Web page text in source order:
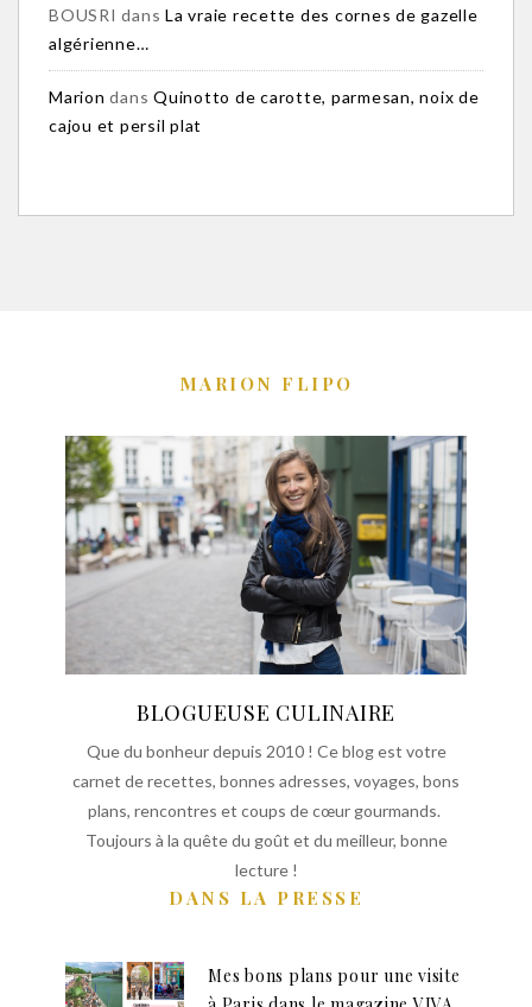
BOUSRI dans La vraie recette des cornes de gazelle
algérienne…
Marion dans Quinotto de carotte, parmesan, noix de
cajou et persil plat
MARION FLIPO
BLOGUEUSE CULINAIRE
Que du bonheur depuis 2010 ! Ce blog est votre
carnet de recettes, bonnes adresses, voyages, bons
plans, rencontres et coups de cœur gourmands.
Toujours à la quête du goût et du meilleur, bonne
lecture !
DANS LA PRESSE
Mes bons plans pour une visite